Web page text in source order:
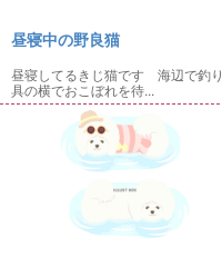
昼寝中の野良猫
昼寝してるきじ猫です 海辺で釣り
具の横でおこぼれを待...